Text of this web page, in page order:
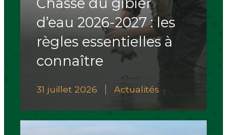
Chasse du gibier
d’eau 2026-2027 : les
règles essentielles à
connaître
31 juillet 2026 Actualités